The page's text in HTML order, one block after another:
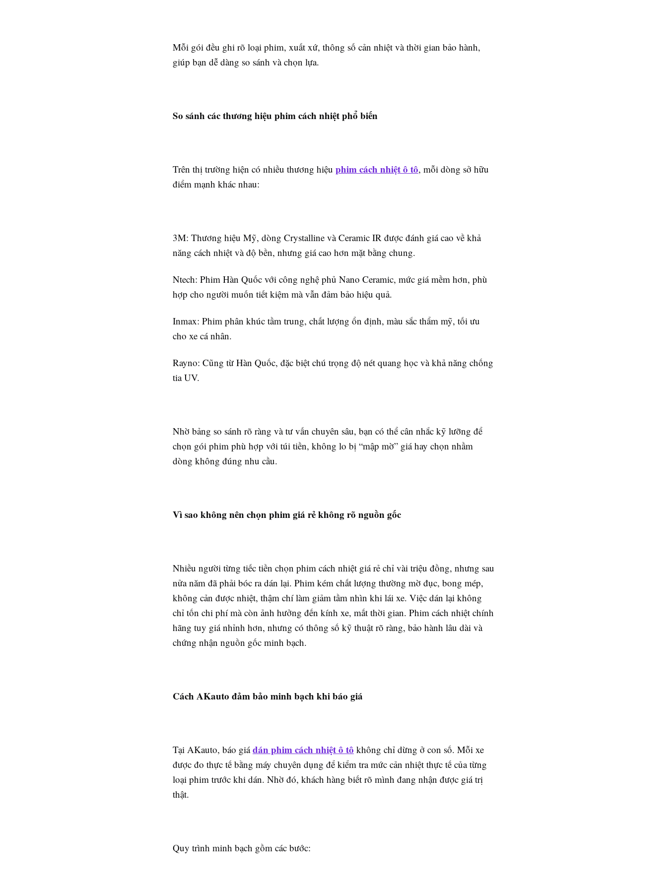
Mỗi gói đều ghi rõ loại phim, xuất xứ, thông số cản nhiệt và thời gian bảo hành,
giúp bạn dễ dàng so sánh và chọn lựa.
So sánh các thương hiệu phim cách nhiệt phổ biến
Trên thị trường hiện có nhiều thương hiệu phim cách nhiệt ô tô, mỗi dòng sở hữu
điểm mạnh khác nhau:
3M: Thương hiệu Mỹ, dòng Crystalline và Ceramic IR được đánh giá cao về khả
năng cách nhiệt và độ bền, nhưng giá cao hơn mặt bằng chung.
Ntech: Phim Hàn Quốc với công nghệ phủ Nano Ceramic, mức giá mềm hơn, phù
hợp cho người muốn tiết kiệm mà vẫn đảm bảo hiệu quả.
Inmax: Phim phân khúc tầm trung, chất lượng ổn định, màu sắc thẩm mỹ, tối ưu
cho xe cá nhân.
Rayno: Cũng từ Hàn Quốc, đặc biệt chú trọng độ nét quang học và khả năng chống
tia UV.
Nhờ bảng so sánh rõ ràng và tư vấn chuyên sâu, bạn có thể cân nhắc kỹ lưỡng để
chọn gói phim phù hợp với túi tiền, không lo bị “mập mờ” giá hay chọn nhầm
dòng không đúng nhu cầu.
Vì sao không nên chọn phim giá rẻ không rõ nguồn gốc
Nhiều người từng tiếc tiền chọn phim cách nhiệt giá rẻ chỉ vài triệu đồng, nhưng sau
nửa năm đã phải bóc ra dán lại. Phim kém chất lượng thường mờ đục, bong mép,
không cản được nhiệt, thậm chí làm giảm tầm nhìn khi lái xe. Việc dán lại không
chỉ tốn chi phí mà còn ảnh hưởng đến kính xe, mất thời gian. Phim cách nhiệt chính
hãng tuy giá nhỉnh hơn, nhưng có thông số kỹ thuật rõ ràng, bảo hành lâu dài và
chứng nhận nguồn gốc minh bạch.
Cách AKauto đảm bảo minh bạch khi báo giá
Tại AKauto, báo giádán phim cách nhiệt ô tô không chỉ dừng ở con số. Mỗi xe
được đo thực tế bằng máy chuyên dụng để kiểm tra mức cản nhiệt thực tế của từng
loại phim trước khi dán. Nhờ đó, khách hàng biết rõ mình đang nhận được giá trị
thật.
Quy trình minh bạch gồm các bước: